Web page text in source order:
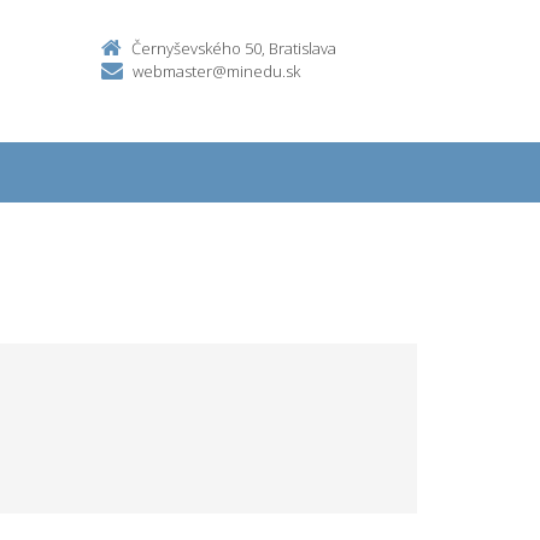
Černyševského 50, Bratislava
webmaster@minedu.sk